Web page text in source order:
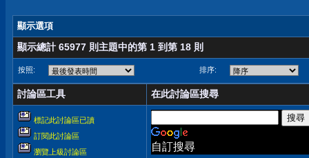
顯示選項
顯示總計 65977 則主題中的第 1 到第 18 則
按照: 排序:
討論區工具 在此討論區搜尋
標記此討論區已讀
訂閱此討論區
瀏覽上級討論區
自訂搜尋